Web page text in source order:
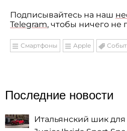
Подписывайтесь на наш
Telegram, чтобы ничего не
Смартфоны Apple
Последние новости
Итальянский шик